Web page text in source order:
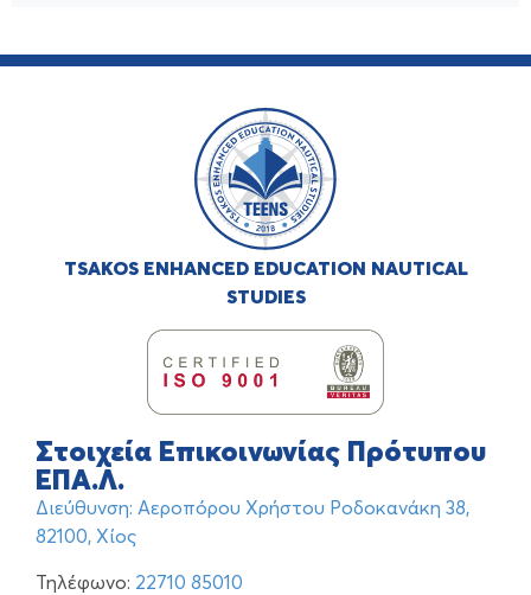
TSAKOS ENHANCED EDUCATION NAUTICAL
STUDIES
Στοιχεία Επικοινωνίας Πρότυπου
ΕΠΑ.Λ.
Διεύθυνση: Αεροπόρου Χρήστου Ροδοκανάκη 38,
82100, Χίος
Τηλέφωνο: 22710 85010